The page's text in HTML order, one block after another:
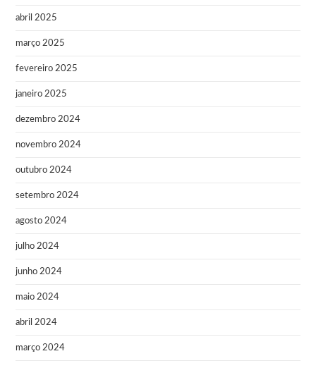
abril 2025
março 2025
fevereiro 2025
janeiro 2025
dezembro 2024
novembro 2024
outubro 2024
setembro 2024
agosto 2024
julho 2024
junho 2024
maio 2024
abril 2024
março 2024